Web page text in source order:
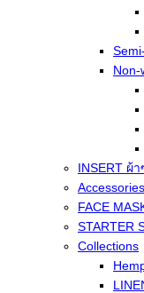
INSERT ผ้
FACE
STARTER
Collections